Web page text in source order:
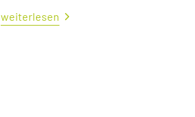
weiterlesen